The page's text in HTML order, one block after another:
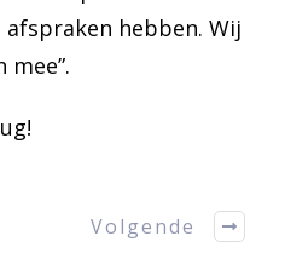
hebben. Wij
mee”.
Volgende